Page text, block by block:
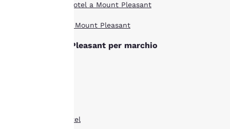
Animali ammessi Hotel a Mount Pleasant
I più votati Hotel a Mount Pleasant
Hotel di Mount Pleasant per marchio
Comfort Suites hotel